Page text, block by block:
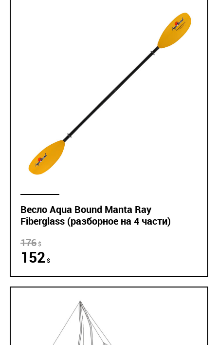
Весло Aqua Bound Manta Ray
Fiberglass (разборное на 4 части)
176 $
152 $